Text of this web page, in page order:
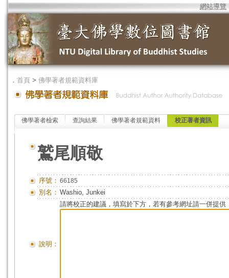
網站導覽
． 首頁 > 佛學著者規範資料庫
佛學著者檢索 查詢結果 佛學著者規範資料 校正著者資訊
鷲尾順敬
序號： 66185
別名： Washio, Junkei
說明：
請將校正的建議，填寫於下方，若有參考網址請一併提供